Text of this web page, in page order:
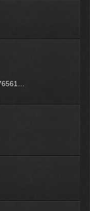
allem
das
es nur